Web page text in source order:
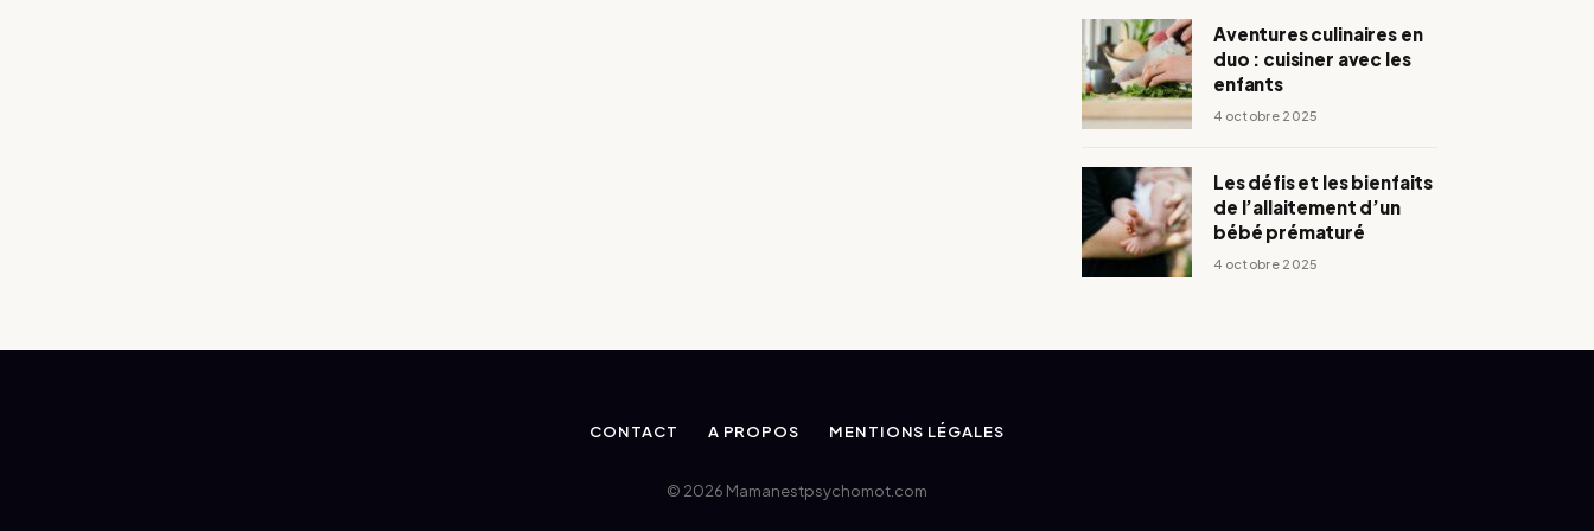
Aventures culinaires en
duo : cuisiner avec les
enfants
4 octobre 2025
Les défis et les bienfaits
de l’allaitement d’un
bébé prématuré
4 octobre 2025
CONTACT A PROPOS MENTIONS LÉGALES
© 2026 Mamanestpsychomot.com